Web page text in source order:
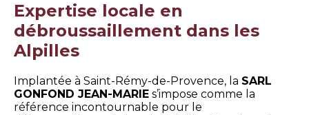
Expertise locale en
débroussaillement dans les
Alpilles
Implantée à Saint-Rémy-de-Provence, la SARL
GONFOND JEAN-MARIE s’impose comme la
référence incontournable pour le